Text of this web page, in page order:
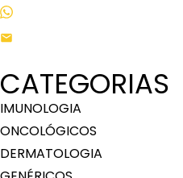
CATEGORIAS
IMUNOLOGIA
ONCOLÓGICOS
DERMATOLOGIA